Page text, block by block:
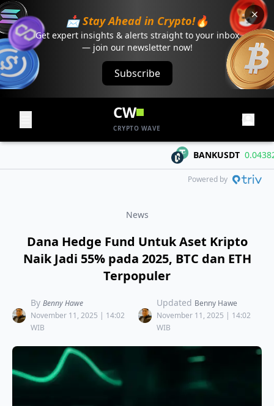
📩 Stay Ahead in Crypto!🔥
Get expert insights & alerts straight to your inbox
— join our newsletter now!
Subscribe
CW
CRYPTO WAVE
BANKUSDT 0.04382
Powered by
News
Dana Hedge Fund Untuk Aset Kripto
Naik Jadi 55% pada 2025, BTC dan ETH
Terpopuler
By Benny Hawe
November 11, 2025 | 14:02
WIB
Updated Benny Hawe
November 11, 2025 | 14:02
WIB